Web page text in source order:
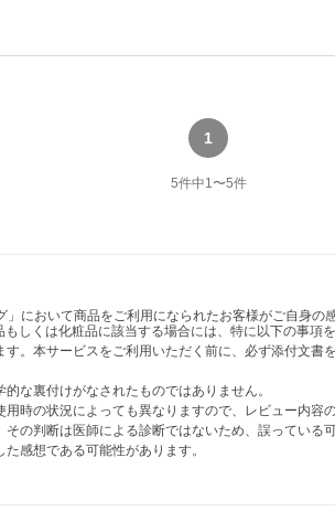
1
5件中1〜5件
において商品をご利用になられたお客様がご自身
しくは化粧品に該当する場合には、特に以下の事項
。本サービスをご利用いただく前に、必ず添付文書
な裏付けがなされたものではありません。
時の状況によっても異なりますので、レビュー内容
の判断は医師による診断ではないため、誤っている
感想である可能性があります。